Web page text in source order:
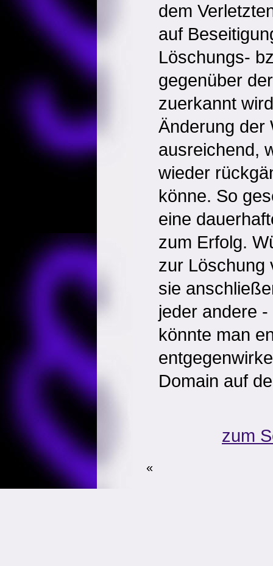
dem
auf
Löschungs-
gegenüber
zuerkannt
Änderung der
ausreichend,
wieder
könne. So
eine
zum Erfolg.
zur Löschung
sie
jeder andere
könnte man
Domain auf
zum
«